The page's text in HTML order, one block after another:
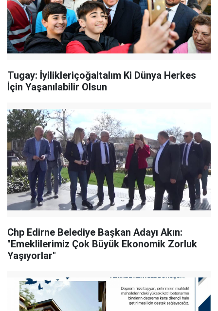
Tugay: İyilikleriçoğaltalım Ki Dünya Herkes
İçin Yaşanılabilir Olsun
Chp Edirne Belediye Başkan Adayı Akın:
"Emeklilerimiz Çok Büyük Ekonomik Zorluk
Yaşıyorlar"